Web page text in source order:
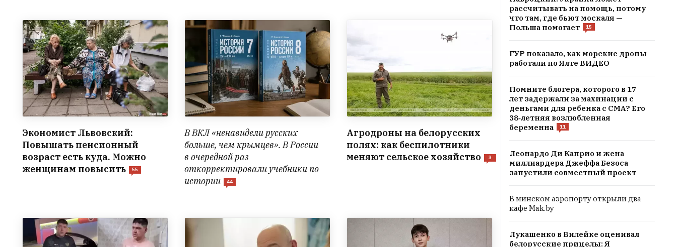
Экономист Львовский:
Повышать пенсионный
возраст есть куда. Можно
женщинам повысить
55
В ВКЛ «ненавидели русских
больше, чем крымцев». В России
в очередной раз
откорректировали учебники по
истории
44
Агродроны на белорусских
полях: как беспилотники
меняют сельское хозяйство
3
рассчитывать на помощь, потому
что там, где бьют москаля —
Польша помогает
15
ГУР показало, как морские дроны
работали по Ялте ВИДЕО
Помните блогера, которого в 17
лет задержали за махинации с
деньгами для ребенка с СМА? Его
38‑летняя возлюбленная
беременна
11
Леонардо Ди Каприо и жена
миллиардера Джеффа Безоса
запустили совместный проект
В минском аэропорту открыли два
кафе Mak.by
Лукашенко в Вилейке оценивал
белорусские прицелы: Я